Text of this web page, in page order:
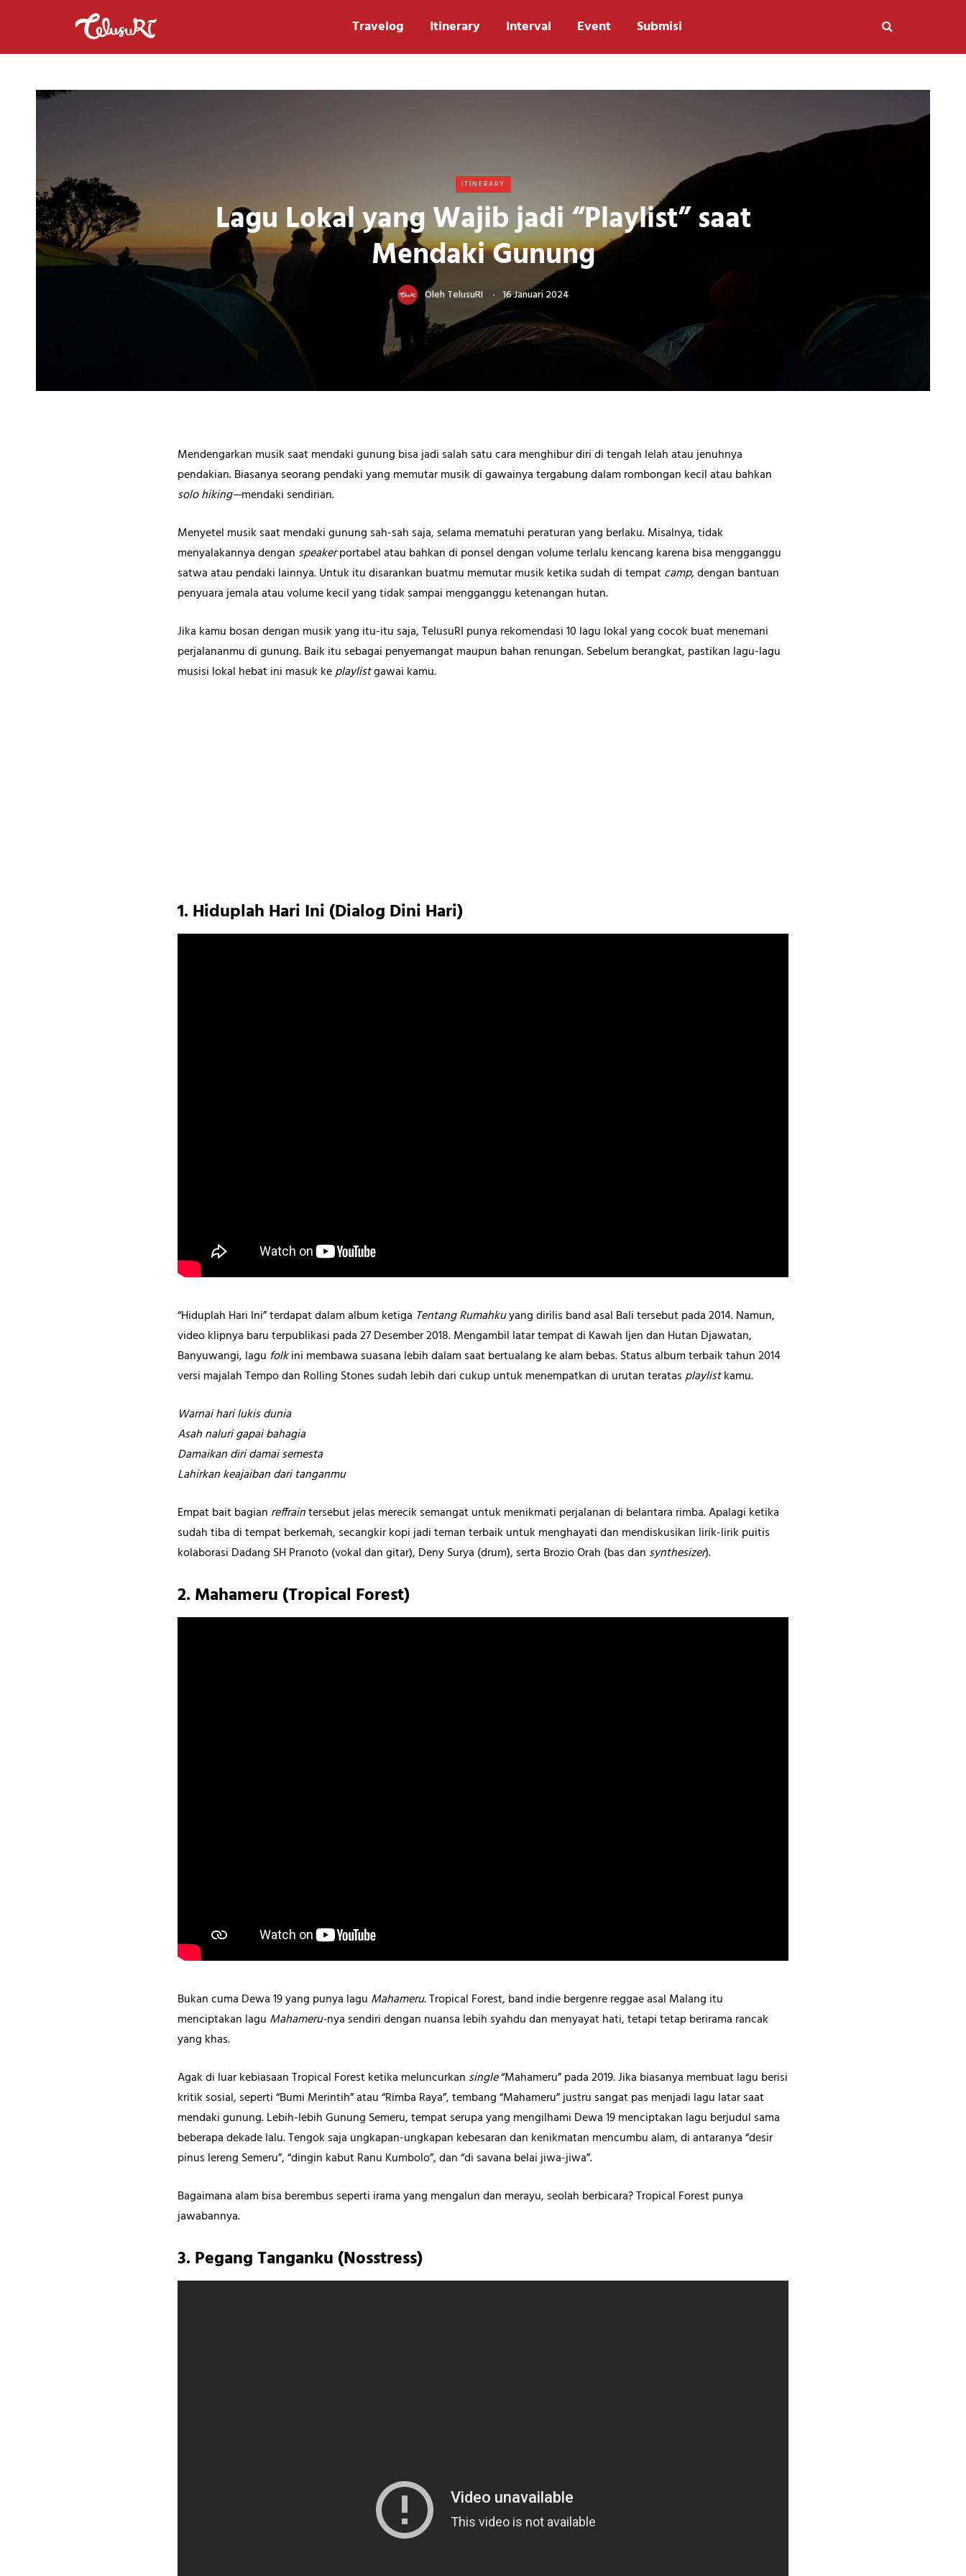
Travelog Itinerary Interval Event Submisi
ITINERARY
Lagu Lokal yang Wajib jadi “Playlist” saat
Mendaki Gunung
Oleh TelusuRI 16 Januari 2024
Mendengarkan musik saat mendaki gunung bisa jadi salah satu cara menghibur diri di tengah lelah atau jenuhnya
pendakian. Biasanya seorang pendaki yang memutar musik di gawainya tergabung dalam rombongan kecil atau bahkan
solo hiking—mendaki sendirian.
Menyetel musik saat mendaki gunung sah-sah saja, selama mematuhi peraturan yang berlaku. Misalnya, tidak
menyalakannya dengan speakerportabel atau bahkan di ponsel dengan volume terlalu kencang karena bisa mengganggu
satwa atau pendaki lainnya. Untuk itu disarankan buatmu memutar musik ketika sudah di tempatcamp,dengan bantuan
penyuara jemala atau volume kecil yang tidak sampai mengganggu ketenangan hutan.
Jika kamu bosan dengan musik yang itu-itu saja, TelusuRI punya rekomendasi 10 lagu lokal yang cocok buat menemani
perjalananmu di gunung. Baik itu sebagai penyemangat maupun bahan renungan. Sebelum berangkat, pastikan lagu-lagu
musisi lokal hebat ini masuk keplaylistgawai kamu.
1. Hiduplah Hari Ini (Dialog Dini Hari)
“Hiduplah Hari Ini” terdapat dalam album ketiga Tentang Rumahkuyang dirilis band asal Bali tersebut pada 2014. Namun,
video klipnya baru terpublikasi pada 27 Desember 2018. Mengambil latar tempat di Kawah Ijen dan Hutan Djawatan,
Banyuwangi, lagu folkini membawa suasana lebih dalam saat bertualang ke alam bebas. Status album terbaik tahun 2014
versi majalah Tempo dan Rolling Stones sudah lebih dari cukup untuk menempatkan di urutan teratasplaylistkamu.
Warnai hari lukis dunia
Asah naluri gapai bahagia
Damaikan diri damai semesta
Lahirkan keajaiban dari tanganmu
Empat bait bagian reffraintersebut jelas merecik semangat untuk menikmati perjalanan di belantara rimba. Apalagi ketika
sudah tiba di tempat berkemah, secangkir kopi jadi teman terbaik untuk menghayati dan mendiskusikan lirik-lirik puitis
kolaborasi Dadang SH Pranoto (vokal dan gitar), Deny Surya (drum), serta Brozio Orah (bas dan synthesizer).
2. Mahameru (Tropical Forest)
Bukan cuma Dewa 19 yang punya lagu Mahameru.Tropical Forest, band indie bergenre reggae asal Malang itu
menciptakan lagu Mahameru-nya sendiri dengan nuansa lebih syahdu dan menyayat hati, tetapi tetap berirama rancak
yang khas.
Agak di luar kebiasaan Tropical Forest ketika meluncurkan single“Mahameru” pada 2019. Jika biasanya membuat lagu berisi
kritik sosial, seperti “Bumi Merintih” atau “Rimba Raya”, tembang “Mahameru” justru sangat pas menjadi lagu latar saat
mendaki gunung. Lebih-lebih Gunung Semeru, tempat serupa yang mengilhami Dewa 19 menciptakan lagu berjudul sama
beberapa dekade lalu. Tengok saja ungkapan-ungkapan kebesaran dan kenikmatan mencumbu alam, di antaranya “desir
pinus lereng Semeru”, “dingin kabut Ranu Kumbolo”, dan “di savana belai jiwa-jiwa”.
Bagaimana alam bisa berembus seperti irama yang mengalun dan merayu, seolah berbicara? Tropical Forest punya
jawabannya.
3. Pegang Tanganku (Nosstress)